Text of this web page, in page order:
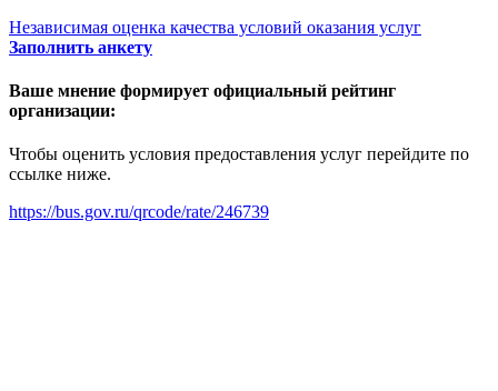
Независимая оценка качества условий оказания услуг
Заполнить анкету
Ваше мнение формирует официальный рейтинг
организации:
Чтобы оценить условия предоставления услуг перейдите по
ссылке ниже.
https://bus.gov.ru/qrcode/rate/246739